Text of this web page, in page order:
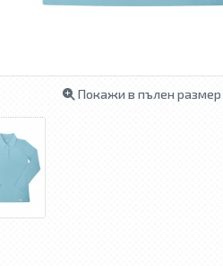
Покажи в пълен размер